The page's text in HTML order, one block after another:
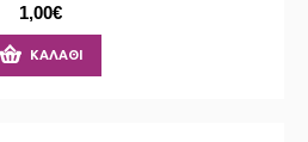
1,00€
ΚΑΛΆΘΙ